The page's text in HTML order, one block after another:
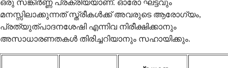
ഒരു സങ്കീർണ്ണ പ്രക്രിയയാണ്. ഓരോ ഘട്ടവും
മനസ്സിലാക്കുന്നത് സ്ത്രീകൾക്ക് അവരുടെ ആരോഗ്യം,
പ്രത്യുത്പാദനശേഷി എന്നിവ നിരീക്ഷിക്കാനും
അസാധാരണതകൾ തിരിച്ചറിയാനും സഹായിക്കും.